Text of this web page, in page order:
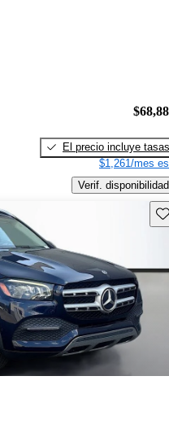
El precio incluye tasas
$1,261/mes
Verif. disponibilidad